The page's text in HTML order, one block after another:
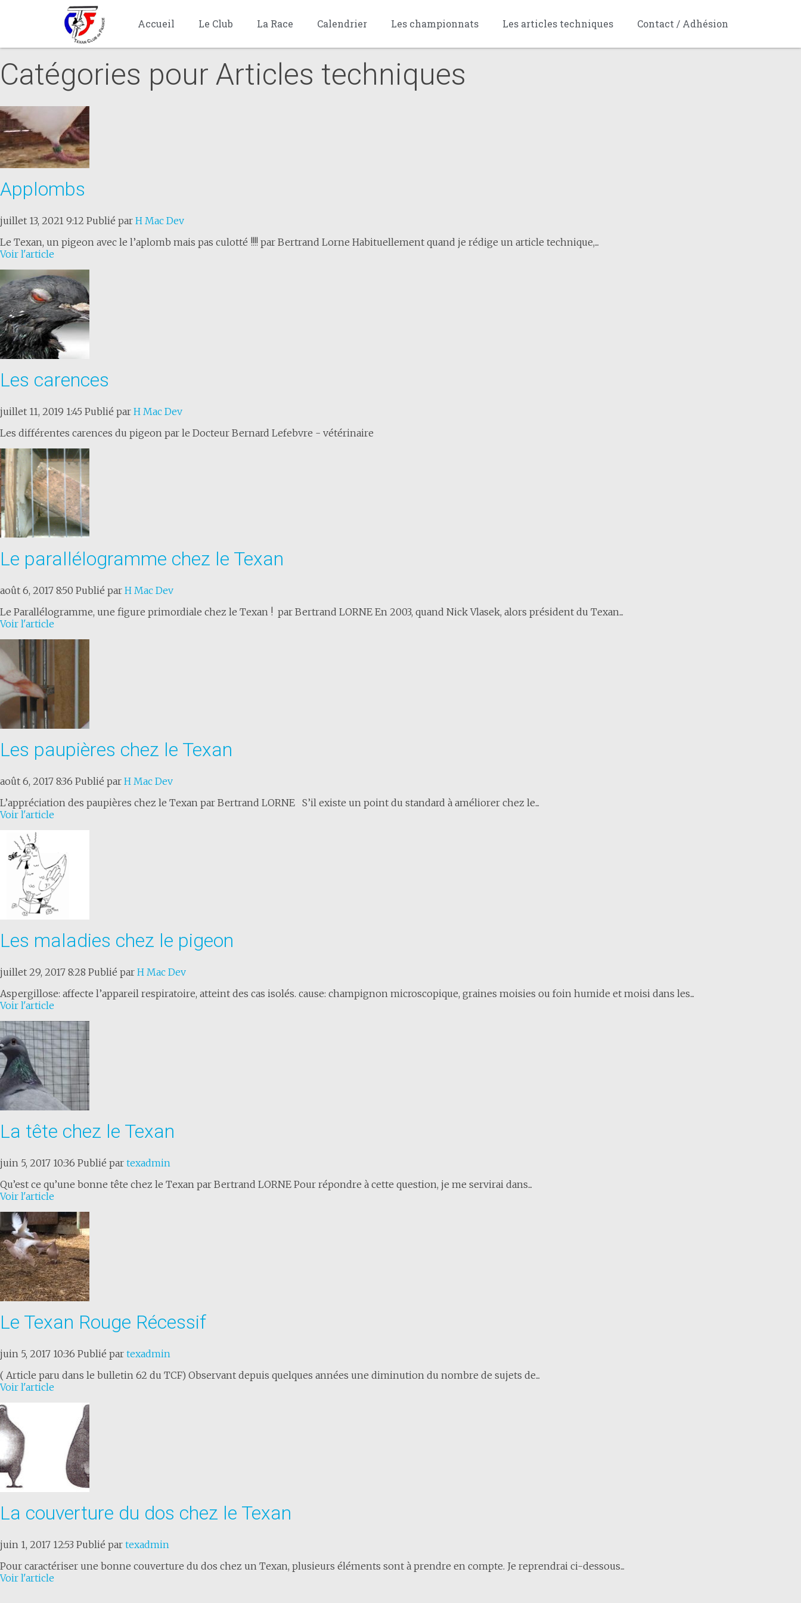
Accueil Le Club La Race Calendrier Les championnats Les articles techniques Contact / Adhésion
Catégories pour Articles techniques
Applombs
juillet 13, 2021 9:12 Publié par H Mac Dev
Le Texan, un pigeon avec le l’aplomb mais pas culotté !!!! par Bertrand Lorne Habituellement quand je rédige un article technique,...
Voir l'article
Les carences
juillet 11, 2019 1:45 Publié par H Mac Dev
Les différentes carences du pigeon par le Docteur Bernard Lefebvre - vétérinaire
Le parallélogramme chez le Texan
août 6, 2017 8:50 Publié par H Mac Dev
Le Parallélogramme, une figure primordiale chez le Texan ! par Bertrand LORNE En 2003, quand Nick Vlasek, alors président du Texan...
Voir l'article
Les paupières chez le Texan
août 6, 2017 8:36 Publié par H Mac Dev
L’appréciation des paupières chez le Texan par Bertrand LORNE S’il existe un point du standard à améliorer chez le...
Voir l'article
Les maladies chez le pigeon
juillet 29, 2017 8:28 Publié par H Mac Dev
Aspergillose: affecte l’appareil respiratoire, atteint des cas isolés. cause: champignon microscopique, graines moisies ou foin humide et moisi dans les...
Voir l'article
La tête chez le Texan
juin 5, 2017 10:36 Publié par texadmin
Qu’est ce qu’une bonne tête chez le Texan par Bertrand LORNE Pour répondre à cette question, je me servirai dans...
Voir l'article
Le Texan Rouge Récessif
juin 5, 2017 10:36 Publié par texadmin
( Article paru dans le bulletin 62 du TCF) Observant depuis quelques années une diminution du nombre de sujets de...
Voir l'article
La couverture du dos chez le Texan
juin 1, 2017 12:53 Publié par texadmin
Pour caractériser une bonne couverture du dos chez un Texan, plusieurs éléments sont à prendre en compte. Je reprendrai ci-dessous...
Voir l'article